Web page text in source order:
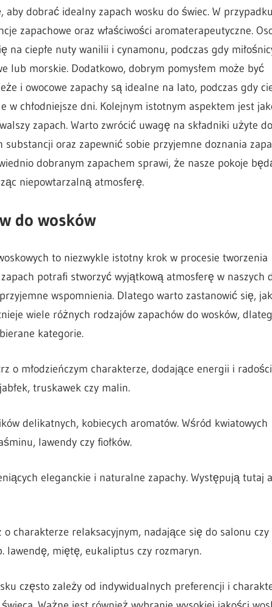
dobrać idealny zapach wosku do świec. W
zapachowe oraz właściwości aromaterapeutyczne.
na ciepłe nuty wanilii i cynamonu, podczas gdy
lub morskie. Dodatkowo, dobrym pomysłem może być
i owocowe zapachy są idealne na lato, podczas gdy
w chłodniejsze dni. Kolejnym istotnym aspektem jest
zapach. Warto zwrócić uwagę na składniki użyte do
oraz zapewnić sobie przyjemne doznania
dobranym zapachem sprawi, że nasze pokoje
niepowtarzalną atmosferę.
do wosków
to niezwykle istotny krok w procesie tworzenia
potrafi stworzyć wyjątkową atmosferę w naszych
wspomnienia. Dlatego warto zastanowić się,
wiele różnych rodzajów zapachów do wosków,
kategorie.
o młodzieńczym charakterze, dodające energii i
truskawek czy malin.
delikatnych, kobiecych aromatów. Wśród kwiatowych
lawendy czy fiołków.
eleganckie i naturalne zapachy. Występują tutaj
o charakterze relaksacyjnym, nadające się do salonu czy
lawendę, miętę, eukaliptus czy rozmaryn.
często zależy od indywidualnych preferencji i